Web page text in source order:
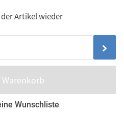
Artikel wieder
Wunschliste